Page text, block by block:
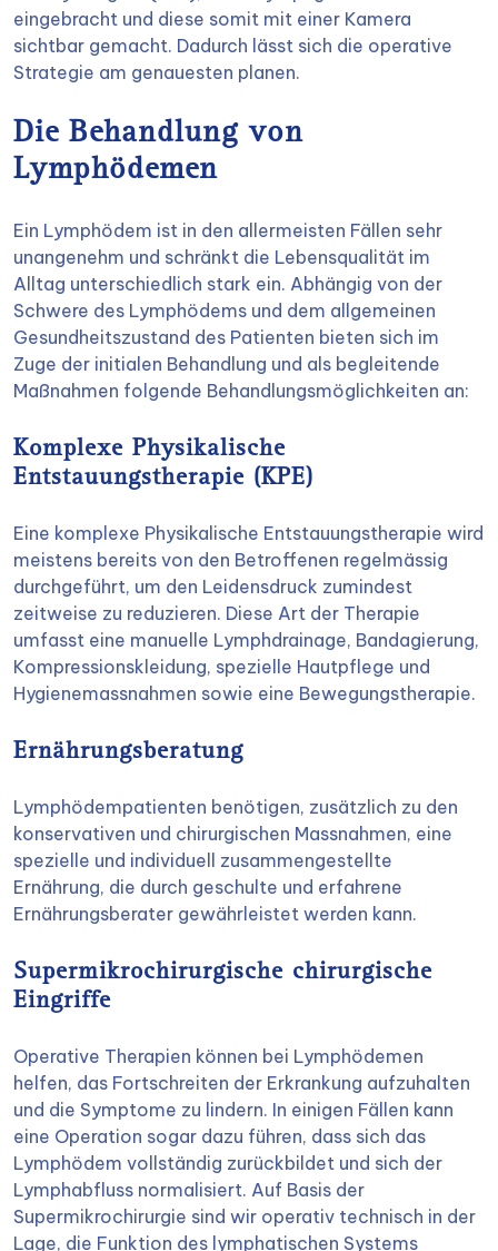
eingebracht und diese somit mit einer Kamera
sichtbar gemacht. Dadurch lässt sich die operative
Strategie am genauesten planen.
Die Behandlung von
Lymphödemen
Ein Lymphödem ist in den allermeisten Fällen sehr
unangenehm und schränkt die Lebensqualität im
Alltag unterschiedlich stark ein. Abhängig von der
Schwere des Lymphödems und dem allgemeinen
Gesundheitszustand des Patienten bieten sich im
Zuge der initialen Behandlung und als begleitende
Maßnahmen folgende Behandlungsmöglichkeiten an:
Komplexe Physikalische
Entstauungstherapie (KPE)
Eine komplexe Physikalische Entstauungstherapie wird
meistens bereits von den Betroffenen regelmässig
durchgeführt, um den Leidensdruck zumindest
zeitweise zu reduzieren. Diese Art der Therapie
umfasst eine manuelle Lymphdrainage, Bandagierung,
Kompressionskleidung, spezielle Hautpflege und
Hygienemassnahmen sowie eine Bewegungstherapie.
Ernährungsberatung
Lymphödempatienten benötigen, zusätzlich zu den
konservativen und chirurgischen Massnahmen, eine
spezielle und individuell zusammengestellte
Ernährung, die durch geschulte und erfahrene
Ernährungsberater gewährleistet werden kann.
Supermikrochirurgische chirurgische
Eingriffe
Operative Therapien können bei Lymphödemen
helfen, das Fortschreiten der Erkrankung aufzuhalten
und die Symptome zu lindern. In einigen Fällen kann
eine Operation sogar dazu führen, dass sich das
Lymphödem vollständig zurückbildet und sich der
Lymphabfluss normalisiert. Auf Basis der
Supermikrochirurgie sind wir operativ technisch in der
Lage, die Funktion des lymphatischen Systems